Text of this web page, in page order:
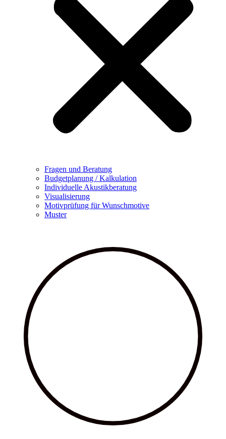
Fragen und Beratung
Budgetplanung / Kalkulation
Individuelle Akustikberatung
Visualisierung
Motivprüfung für Wunschmotive
Muster